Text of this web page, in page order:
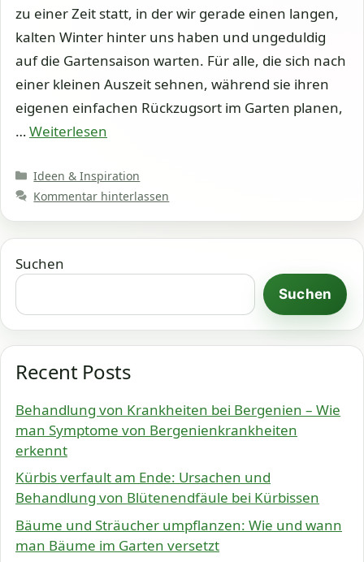
zu einer Zeit statt, in der wir gerade einen langen,
kalten Winter hinter uns haben und ungeduldig
auf die Gartensaison warten. Für alle, die sich nach
einer kleinen Auszeit sehnen, während sie ihren
eigenen einfachen Rückzugsort im Garten planen,
…Weiterlesen
Kategorien
Ideen & Inspiration
Kommentar hinterlassen
Suchen
Suchen
Recent Posts
Behandlung von Krankheiten bei Bergenien – Wie
man Symptome von Bergenienkrankheiten
erkennt
Kürbis verfault am Ende: Ursachen und
Behandlung von Blütenendfäule bei Kürbissen
Bäume und Sträucher umpflanzen: Wie und wann
man Bäume im Garten versetzt